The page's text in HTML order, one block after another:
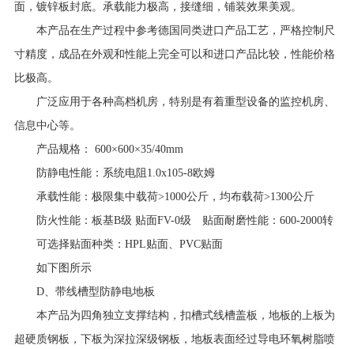
面，镀锌板封底。承载能力极高，接缝细，铺装效果美观。
本产品在生产过程中参考德国同类进口产品工艺，严格控制尺
寸精度，成品在外观和性能上完全可以和进口产品比较，性能价格
比极高。
广泛应用于各种高档机房，特别是有着重型设备的监控机房、
信息中心等。
产品规格： 600×600×35/40mm
防静电性能：系统电阻1.0x105-8欧姆
承载性能：极限集中载荷>1000公斤，均布载荷>1300公斤
防火性能：板基B级 贴面FV-0级 贴面耐磨性能：600-2000转
可选择贴面种类：HPL贴面、PVC贴面
如下图所示
D、带线槽型防静电地板
本产品为四角独立支撑结构，扣槽式线槽盖板，地板的上板为
超硬质钢板，下板为深拉深级钢板，地板表面经过导电环氧树脂喷